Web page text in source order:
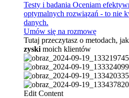
Testy i badania Oceniam
optymalnych rozwiązań - to nie
danych.
Umów się na rozmowę
Tutaj przeczytasz o metodach,
zyski moich klientów
Edit Content